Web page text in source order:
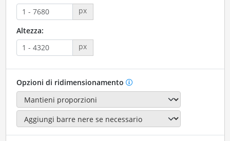
px
Altezza:
px
Opzioni di ridimensionamento